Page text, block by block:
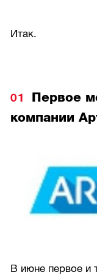
Итак.
Первое
компании
В июне первое и